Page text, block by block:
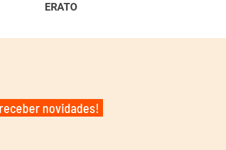
ERATO
novidades!